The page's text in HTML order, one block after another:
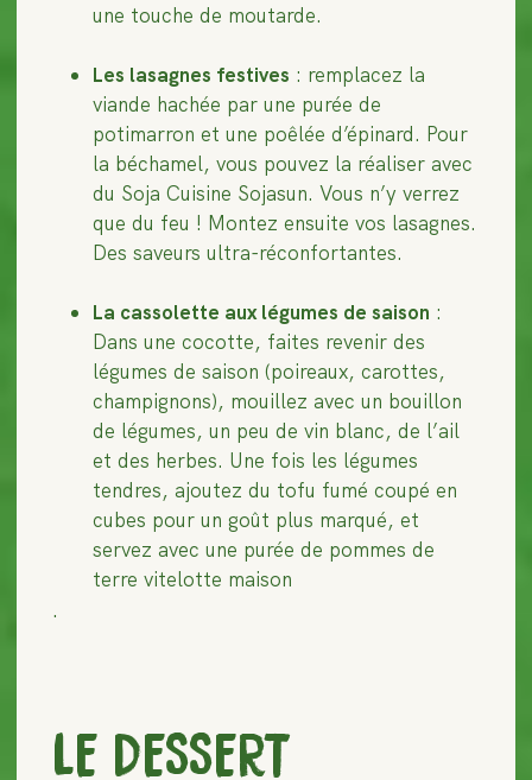
une touche de moutarde.
Les lasagnes festives : remplacez la
viande hachée par une purée de
potimarron et une poêlée d’épinard. Pour
la béchamel, vous pouvez la réaliser avec
du Soja Cuisine Sojasun. Vous n’y verrez
que du feu ! Montez ensuite vos lasagnes.
Des saveurs ultra-réconfortantes.
La cassolette aux légumes de saison :
Dans une cocotte, faites revenir des
légumes de saison (poireaux, carottes,
champignons), mouillez avec un bouillon
de légumes, un peu de vin blanc, de l’ail
et des herbes. Une fois les légumes
tendres, ajoutez du tofu fumé coupé en
cubes pour un goût plus marqué, et
servez avec une purée de pommes de
terre vitelotte maison
.
LE DESSERT